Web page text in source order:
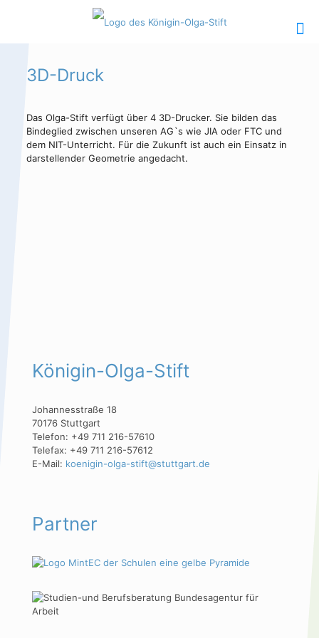
Hauptinhalt Alt + Shift + H
Speiseplan Alt + Shift + S
3D-Druck
Das Olga-Stift verfügt über 4 3D-Drucker. Sie bilden das
Bindeglied zwischen unseren AG`s wie JIA oder FTC und
dem NIT-Unterricht. Für die Zukunft ist auch ein Einsatz in
darstellender Geometrie angedacht.
Königin-Olga-Stift
Johannesstraße 18
70176 Stuttgart
Telefon: +49 711 216-57610
Telefax: +49 711 216-57612
E-Mail: koenigin-olga-stift@stuttgart.de
Partner